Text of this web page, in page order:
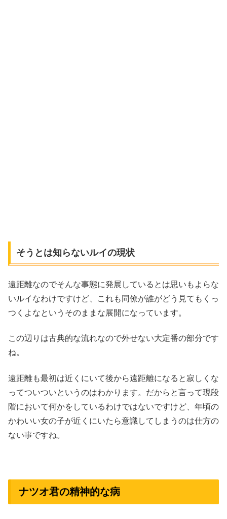
そうとは知らないルイの現状
遠距離なのでそんな事態に発展しているとは思いもよらな
いルイなわけですけど、これも同僚が誰がどう見てもくっ
つくよなというそのままな展開になっています。
この辺りは古典的な流れなので外せない大定番の部分です
ね。
遠距離も最初は近くにいて後から遠距離になると寂しくな
ってついついというのはわかります。だからと言って現段
階において何かをしているわけではないですけど、年頃の
かわいい女の子が近くにいたら意識してしまうのは仕方の
ない事ですね。
ナツオ君の精神的な病